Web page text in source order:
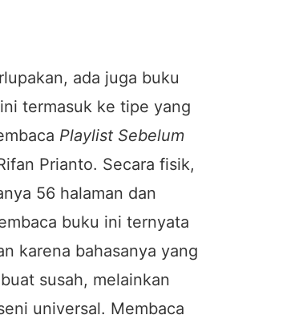
ada juga buku
termasuk ke tipe yang
Playlist Sebelum
Prianto. Secara fisik,
56 halaman dan
buku ini ternyata
karena bahasanya yang
susah, melainkan
universal. Membaca